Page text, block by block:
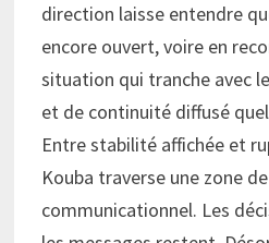
direction laisse entendre
encore ouvert, voire en
situation qui tranche avec
et de continuité diffusé
Entre stabilité affichée et
Kouba traverse une zone
communicationnel. Les